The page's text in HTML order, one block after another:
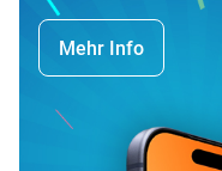
Mehr Info